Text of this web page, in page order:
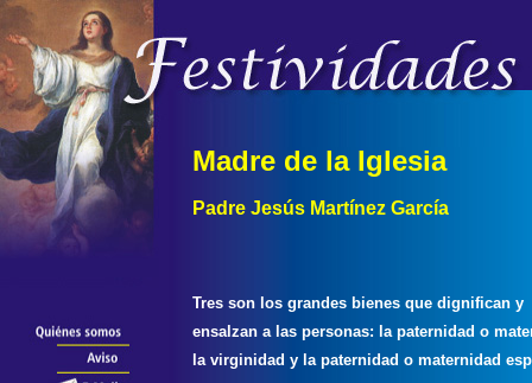
Madre de la Iglesia
Padre Jesús Martínez García
Tres son los grandes bienes que dignifican y
ensalzan a las personas: la paternidad o
la virginidad y la paternidad o maternidad